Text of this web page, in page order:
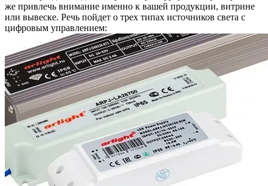
же привлечь внимание именно к вашей продукции, витрине
или вывеске. Речь пойдет о трех типах источников света с
цифровым управлением: